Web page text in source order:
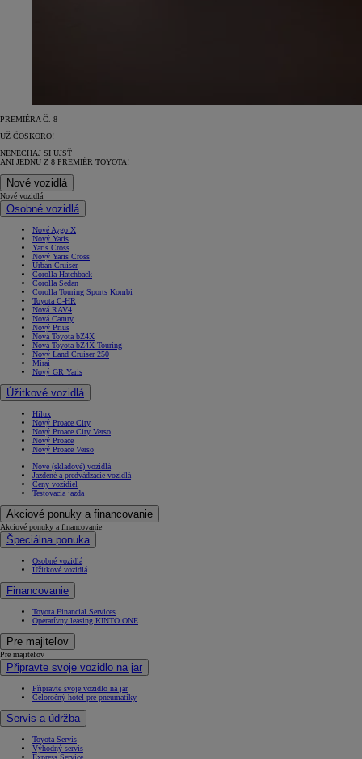
PREMIÉRA Č. 8
UŽ ČOSKORO!
NENECHAJ SI UJSŤ
ANI JEDNU Z 8 PREMIÉR TOYOTA!
Nové vozidlá
Nové vozidlá
Osobné vozidlá
Nové Aygo X
Nový Yaris
Yaris Cross
Nový Yaris Cross
Urban Cruiser
Corolla Hatchback
Corolla Sedan
Corolla Touring Sports Kombi
Toyota C-HR
Nová RAV4
Nová Camry
Nový Prius
Nová Toyota bZ4X
Nová Toyota bZ4X Touring
Nový Land Cruiser 250
Mirai
Nový GR Yaris
Úžitkové vozidlá
Hilux
Nový Proace City
Nový Proace City Verso
Nový Proace
Nový Proace Verso
Nové (skladové) vozidlá
Jazdené a predvádzacie vozidlá
Ceny vozidiel
Testovacia jazda
Akciové ponuky a financovanie
Akciové ponuky a financovanie
Špeciálna ponuka
Osobné vozidlá
Úžitkové vozidlá
Financovanie
Toyota Financial Services
Operatívny leasing KINTO ONE
Pre majiteľov
Pre majiteľov
Připravte svoje vozidlo na jar
Připravte svoje vozidlo na jar
Celoročný hotel pre pneumatiky
Servis a údržba
Toyota Servis
Výhodný servis
Express Service